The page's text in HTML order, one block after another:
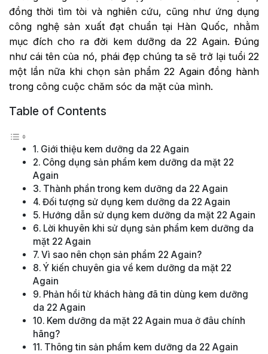
đồng thời tìm tòi và nghiên cứu, cũng như ứng dụng
công nghệ sản xuất đạt chuẩn tại Hàn Quốc, nhằm
mục đích cho ra đời kem dưỡng da 22 Again. Đúng
như cái tên của nó, phái đẹp chúng ta sẽ trở lại tuổi 22
một lần nữa khi chọn sản phẩm 22 Again đồng hành
trong công cuộc chăm sóc da mặt của mình.
Table of Contents
Giới thiệu kem dưỡng da 22 Again
Công dụng sản phẩm kem dưỡng da mặt 22
Again
Thành phần trong kem dưỡng da 22 Again
Đối tượng sử dụng kem dưỡng da 22 Again
Hướng dẫn sử dụng kem dưỡng da mặt 22 Again
Lời khuyên khi sử dụng sản phẩm kem dưỡng da
mặt 22 Again
Vì sao nên chọn sản phẩm 22 Again?
Ý kiến chuyên gia về kem dưỡng da mặt 22
Again
Phản hồi từ khách hàng đã tin dùng kem dưỡng
da 22 Again
Kem dưỡng da mặt 22 Again mua ở đâu chính
hãng?
Thông tin sản phẩm kem dưỡng da 22 Again